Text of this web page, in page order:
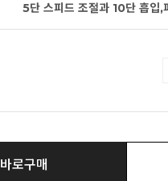
5단 스피드 조절과 10단 흡입,
바로구매